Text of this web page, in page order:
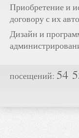
Приобретение и
договору с их
Дизайн и
посещений: 54